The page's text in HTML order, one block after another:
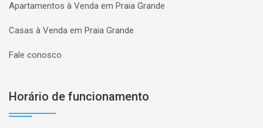
Apartamentos à Venda em Praia Grande
Casas à Venda em Praia Grande
Fale conosco
Horário de funcionamento